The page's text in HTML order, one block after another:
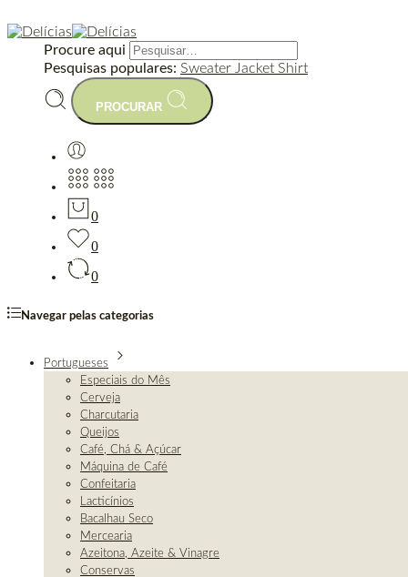
Procure aqui
Pesquisas populares: Sweater Jacket Shirt
PROCURAR
0
0
0
Navegar pelas categorias
Portugueses
Especiais do Mês
Cerveja
Charcutaria
Queijos
Café, Chá & Açúcar
Máquina de Café
Confeitaria
Lacticínios
Bacalhau Seco
Mercearia
Azeitona, Azeite & Vinagre
Conservas